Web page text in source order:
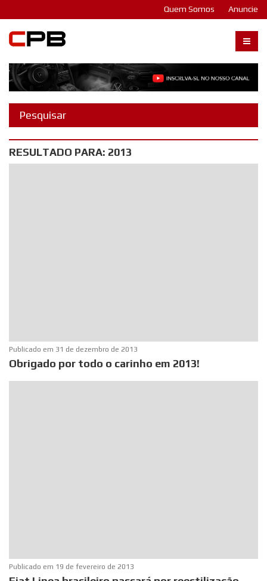
Quem Somos Anuncie
RESULTADO PARA: 2013
Publicado em 31 de dezembro de 2013
Obrigado por todo o carinho em 2013!
Publicado em 19 de fevereiro de 2013